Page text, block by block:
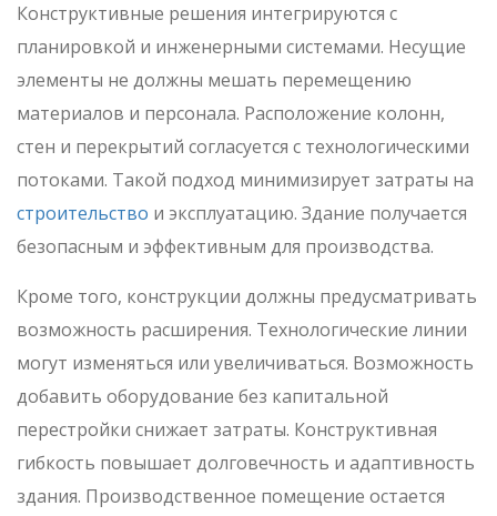
Конструктивные решения интегрируются с
планировкой и инженерными системами. Несущие
элементы не должны мешать перемещению
материалов и персонала. Расположение колонн,
стен и перекрытий согласуется с технологическими
потоками. Такой подход минимизирует затраты на
строительство и эксплуатацию. Здание получается
безопасным и эффективным для производства.
Кроме того, конструкции должны предусматривать
возможность расширения. Технологические линии
могут изменяться или увеличиваться. Возможность
добавить оборудование без капитальной
перестройки снижает затраты. Конструктивная
гибкость повышает долговечность и адаптивность
здания. Производственное помещение остается